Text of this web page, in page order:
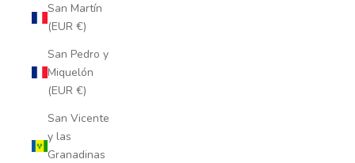
San Martín
(EUR €)
San Pedro y
Miquelón
(EUR €)
San Vicente
y las
Granadinas